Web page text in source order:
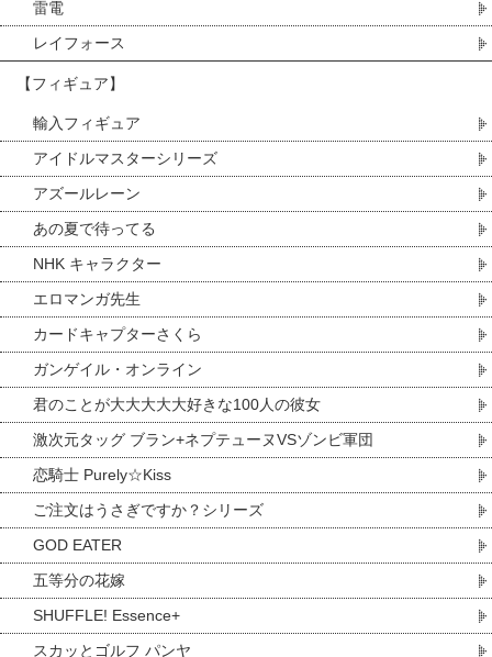
雷電
レイフォース
【フィギュア】
輸入フィギュア
アイドルマスターシリーズ
アズールレーン
あの夏で待ってる
NHK キャラクター
エロマンガ先生
カードキャプターさくら
ガンゲイル・オンライン
君のことが大大大大大好きな100人の彼女
激次元タッグ ブラン+ネプテューヌVSゾンビ軍団
恋騎士 Purely☆Kiss
ご注文はうさぎですか？シリーズ
GOD EATER
五等分の花嫁
SHUFFLE! Essence+
スカッとゴルフ パンヤ